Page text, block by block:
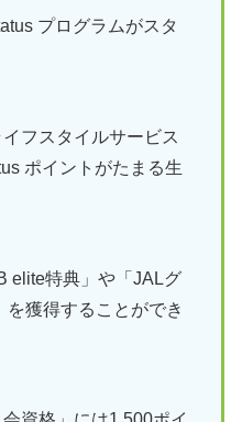
プログラムがスタ
フスタイルサービス
ポイントがたまる生
elite特典」や「JALグ
を獲得することができ